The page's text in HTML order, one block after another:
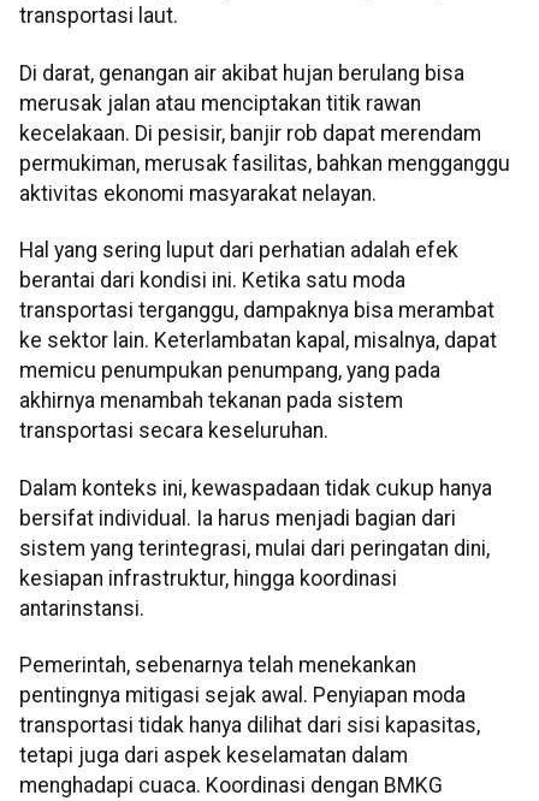
transportasi laut.
Di darat, genangan air akibat hujan berulang bisa
merusak jalan atau menciptakan titik rawan
kecelakaan. Di pesisir, banjir rob dapat merendam
permukiman, merusak fasilitas, bahkan mengganggu
aktivitas ekonomi masyarakat nelayan.
Hal yang sering luput dari perhatian adalah efek
berantai dari kondisi ini. Ketika satu moda
transportasi terganggu, dampaknya bisa merambat
ke sektor lain. Keterlambatan kapal, misalnya, dapat
memicu penumpukan penumpang, yang pada
akhirnya menambah tekanan pada sistem
transportasi secara keseluruhan.
Dalam konteks ini, kewaspadaan tidak cukup hanya
bersifat individual. Ia harus menjadi bagian dari
sistem yang terintegrasi, mulai dari peringatan dini,
kesiapan infrastruktur, hingga koordinasi
antarinstansi.
Pemerintah, sebenarnya telah menekankan
pentingnya mitigasi sejak awal. Penyiapan moda
transportasi tidak hanya dilihat dari sisi kapasitas,
tetapi juga dari aspek keselamatan dalam
menghadapi cuaca. Koordinasi dengan BMKG